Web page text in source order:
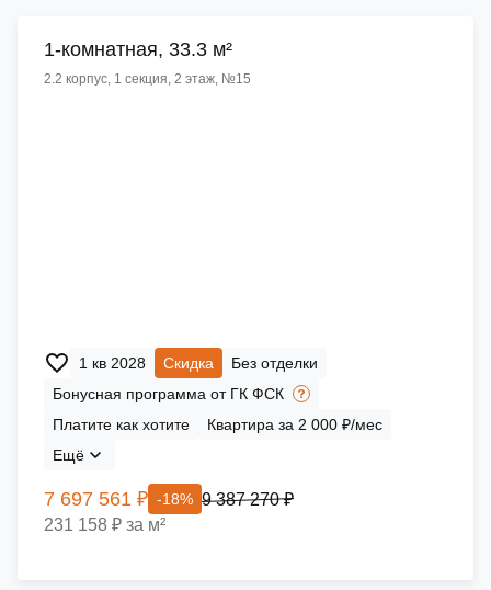
1-комнатная, 33.3 м²
2.2 корпус, 1 секция, 2 этаж, №15
1 кв 2028 Скидка
Без отделки
Бонусная программа от ГК ФСК
Платите как хотите
Квартира за 2 000 ₽/мес
Ещё
7 697 561 ₽ -18% 9 387 270 ₽
231 158 ₽ за м²